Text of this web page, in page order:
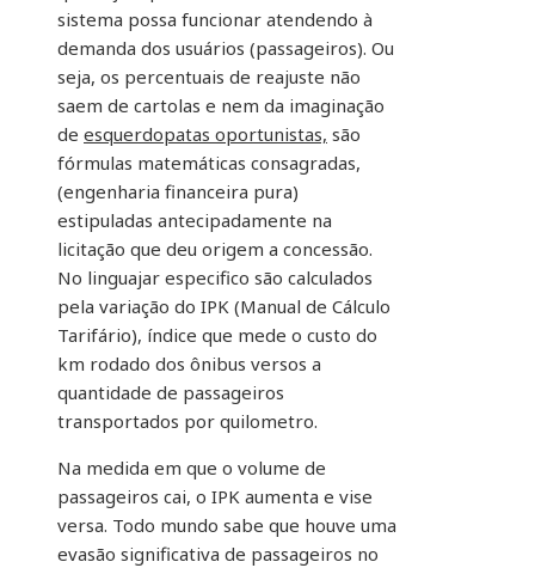
sistema possa funcionar atendendo à
demanda dos usuários (passageiros). Ou
seja, os percentuais de reajuste não
saem de cartolas e nem da imaginação
de esquerdopatas oportunistas, são
fórmulas matemáticas consagradas,
(engenharia financeira pura)
estipuladas antecipadamente na
licitação que deu origem a concessão.
No linguajar especifico são calculados
pela variação do IPK (Manual de Cálculo
Tarifário), índice que mede o custo do
km rodado dos ônibus versos a
quantidade de passageiros
transportados por quilometro.
Na medida em que o volume de
passageiros cai, o IPK aumenta e vise
versa. Todo mundo sabe que houve uma
evasão significativa de passageiros no